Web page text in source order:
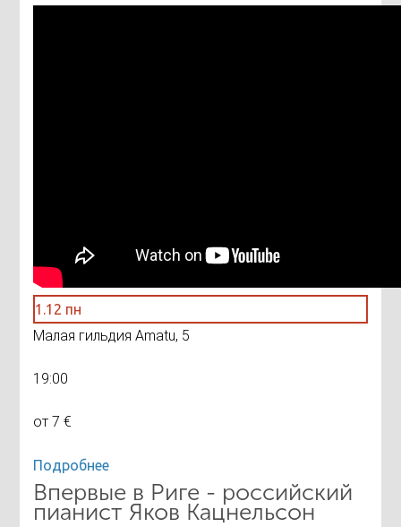
1.12 пн
Малая гильдия Amatu, 5
19:00
от 7 €
Подробнее
Впервые в Риге - российский
пианист Яков Кацнельсон